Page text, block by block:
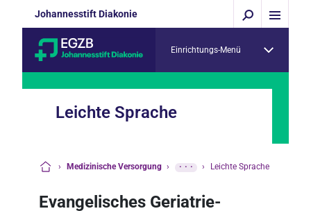
Johannesstift Diakonie
Einrichtungs-Menü
Leichte Sprache
› Medizinische Versorgung › ··· › Leichte Sprache
Evangelisches Geriatrie-